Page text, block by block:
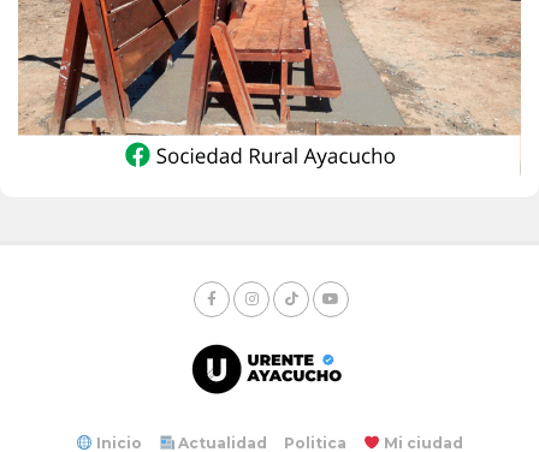
Inicio Actualidad Politica Mi ciudad